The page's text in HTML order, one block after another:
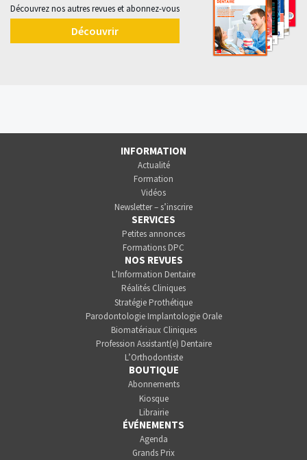
Découvrez nos autres revues et abonnez-vous
Découvrir
INFORMATION
Actualité
Formation
Vidéos
Newsletter – s’inscrire
SERVICES
Petites annonces
Formations DPC
NOS REVUES
L’Information Dentaire
Réalités Cliniques
Stratégie Prothétique
Parodontologie Implantologie Orale
Biomatériaux Cliniques
Profession Assistant(e) Dentaire
L’Orthodontiste
BOUTIQUE
Abonnements
Kiosque
Librairie
ÉVÉNEMENTS
Agenda
Grands Prix